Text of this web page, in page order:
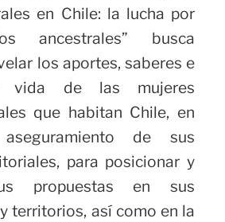
en Chile: la lucha por
ancestrales” busca
los aportes, saberes e
vida de las mujeres
que habitan Chile, en
de sus
para posicionar y
propuestas en sus
territorios, así como en la